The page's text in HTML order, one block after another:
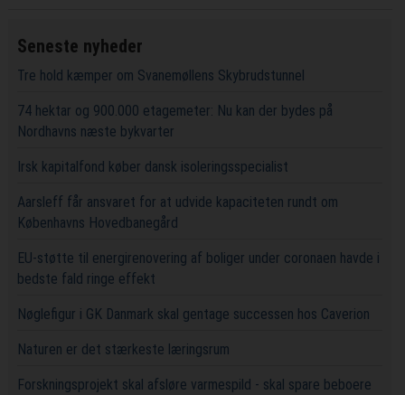
Seneste nyheder
Tre hold kæmper om Svanemøllens Skybrudstunnel
74 hektar og 900.000 etagemeter: Nu kan der bydes på
Nordhavns næste bykvarter
Irsk kapitalfond køber dansk isoleringsspecialist
Aarsleff får ansvaret for at udvide kapaciteten rundt om
Københavns Hovedbanegård
EU-støtte til energirenovering af boliger under coronaen havde i
bedste fald ringe effekt
Nøglefigur i GK Danmark skal gentage successen hos Caverion
Naturen er det stærkeste læringsrum
Forskningsprojekt skal afsløre varmespild - skal spare beboere